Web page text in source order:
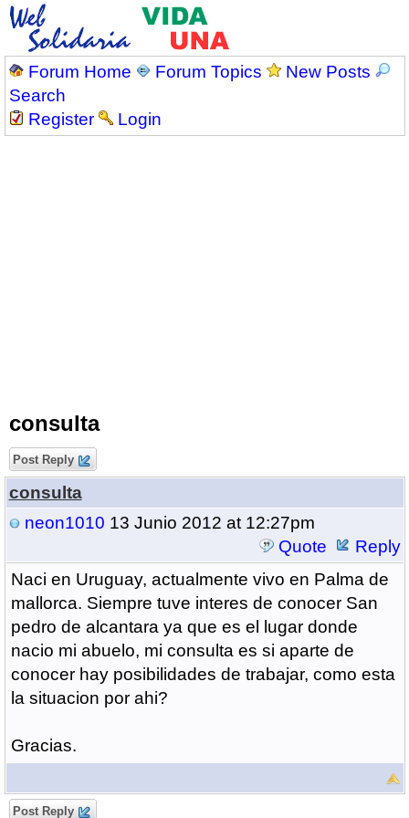
Forum Home Forum Topics
New Posts
Search
Register
Login
consulta
Post Reply
consulta
neon1010 13 Junio 2012 at 12:27pm
Quote
Reply
Naci en Uruguay, actualmente vivo en Palma de
mallorca. Siempre tuve interes de conocer San
pedro de alcantara ya que es el lugar donde
nacio mi abuelo, mi consulta es si aparte de
conocer hay posibilidades de trabajar, como esta
la situacion por ahi?
Gracias.
Post Reply